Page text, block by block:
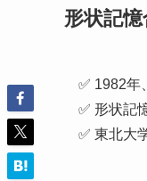
形状記
✅ 1982年
✅ 形状記
✅ 東北大